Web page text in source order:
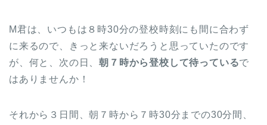
M君は、いつもは８時30分の登校時刻にも間に合わず
に来るので、きっと来ないだろうと思っていたのです
が、何と、次の日、朝７時から登校して待っているで
はありませんか！
それから３日間、朝７時から７時30分までの30分間、